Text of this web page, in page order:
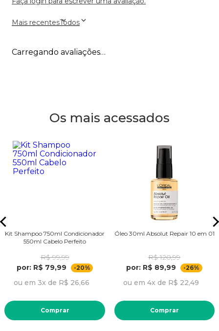
Mais recentesTodos
Carregando avaliações…
Os mais acessados
Kit Shampoo 750ml Condicionador
550ml Cabelo Perfeito
R$ 99,99
por: R$ 79,99
-20%
ou em 3x de R$ 26,66
Comprar
Óleo 30ml Absolut Repair 10 em 01
R$ 120,99
por: R$ 89,99
-26%
ou em 4x de R$ 22,49
Comprar